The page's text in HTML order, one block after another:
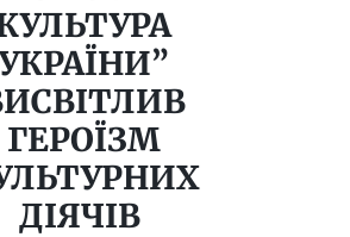
ГЕРОЇЗМ
ДІЯЧІВ